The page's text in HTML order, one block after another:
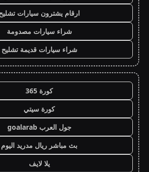
ارقام يشترون سيارات
شراء سيارات مصدومة
شراء سيارات قديمة تشليح
كورة 365
كورة سيتي
جول العرب goalarab
بث مباشر ريال مدريد اليوم
يلا لايف